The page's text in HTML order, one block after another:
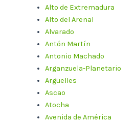
Alto de Extremadura
Alto del Arenal
Alvarado
Antón Martín
Antonio Machado
Arganzuela-Planetario
Argüelles
Ascao
Atocha
Avenida de América